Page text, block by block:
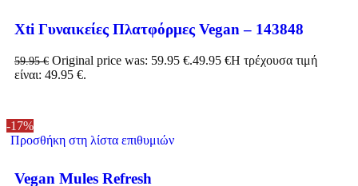
Xti Γυναικείες Πλατφόρμες Vegan – 143848
59.95€ Original price was: 59.95 €.49.95 €Η τρέχουσα τιμή
είναι: 49.95 €.
-17%
Προσθήκη στη λίστα επιθυμιών
Vegan Mules Refresh